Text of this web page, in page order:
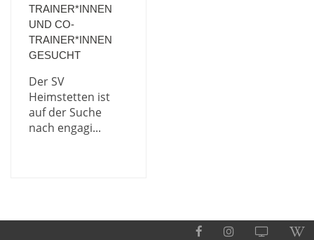
TRAINER*INNEN
UND CO-
TRAINER*INNEN
GESUCHT
Der SV
Heimstetten ist
auf der Suche
nach engagi...